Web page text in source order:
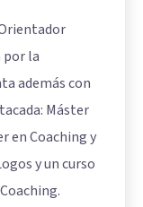
por la
además con
Máster
en Coaching y
y un curso